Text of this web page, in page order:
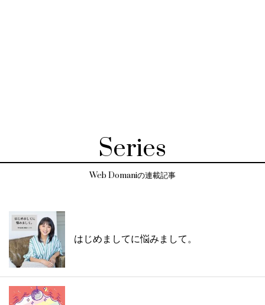
Series
Web Domaniの連載記事
はじめましてに悩みまして。